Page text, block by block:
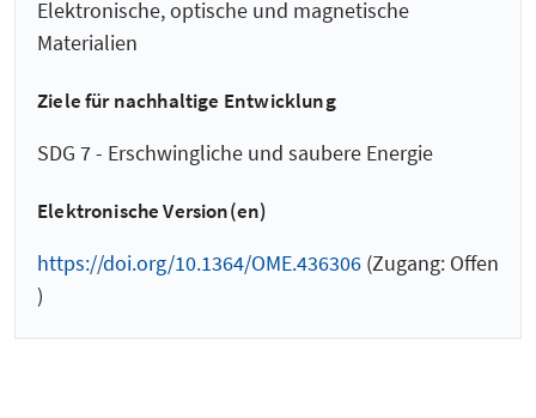
Elektronische, optische und magnetische
Materialien
Ziele für nachhaltige Entwicklung
SDG 7 - Erschwingliche und saubere Energie
Elektronische Version(en)
https://doi.org/10.1364/OME.436306 (Zugang: Offen
)